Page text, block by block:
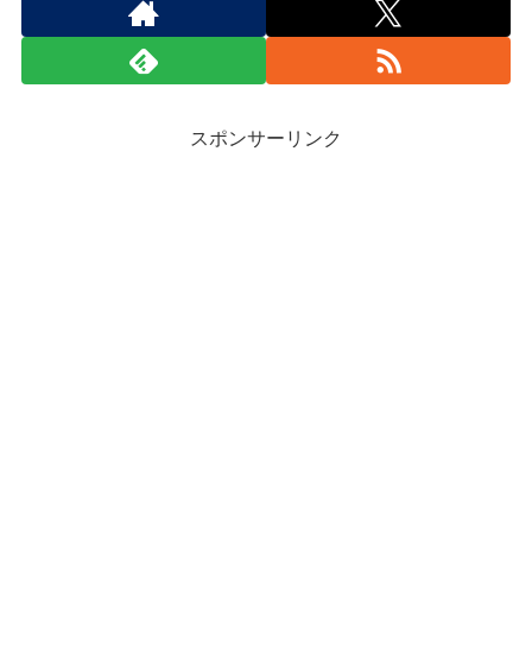
スポンサーリンク